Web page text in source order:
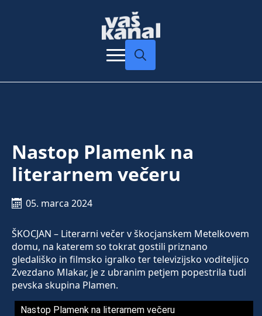
Nastop Plamenk na
literarnem večeru
05. marca 2024
ŠKOCJAN – Literarni večer v škocjanskem Metelkovem
domu, na katerem so tokrat gostili priznano
gledališko in filmsko igralko ter televizijsko voditeljico
Zvezdano Mlakar, je z ubranim petjem popestrila tudi
pevska skupina Plamen.
Nastop Plamenk na literarnem večeru